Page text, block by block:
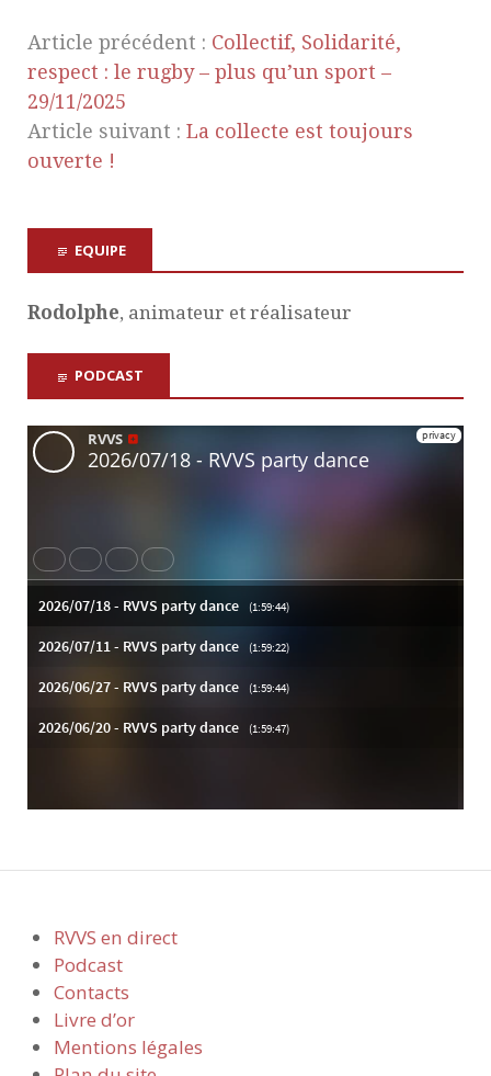
Article précédent : Collectif, Solidarité,
respect : le rugby – plus qu’un sport –
29/11/2025
Article suivant : La collecte est toujours
ouverte !
EQUIPE
Rodolphe, animateur et réalisateur
PODCAST
RVVS en direct
Podcast
Contacts
Livre d’or
Mentions légales